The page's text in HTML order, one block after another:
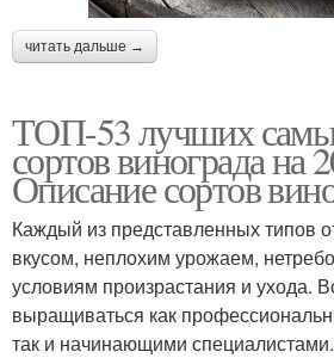
читать дальше →
ТОП-53 лучших
сортов винограда на
Описание сортов
Каждый из представленных типов
вкусом, неплохим урожаем,
условиям произрастания и ухода.
выращиваться как
так и начинающими специалистами.